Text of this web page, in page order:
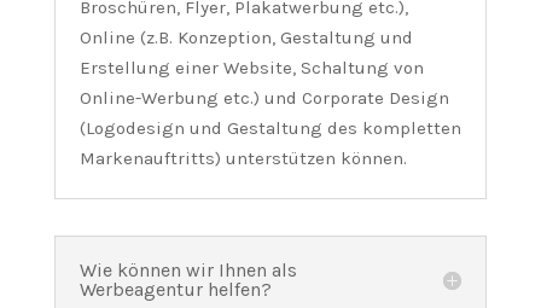
Broschüren, Flyer, Plakatwerbung etc.),
Online (z.B. Konzeption, Gestaltung und
Erstellung einer Website, Schaltung von
Online-Werbung etc.) und Corporate Design
(Logodesign und Gestaltung des kompletten
Markenauftritts) unterstützen können.
Wie können wir Ihnen als
Werbeagentur helfen?